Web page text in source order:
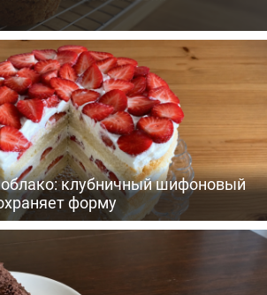
клубничный шифоновый
форму